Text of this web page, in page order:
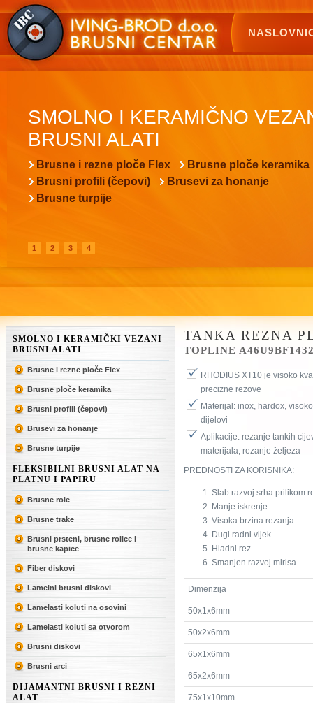
SMOLNO I KERAMIČNO
BRUSNI ALATI
Brusne i rezne ploče Flex
Brusne ploče keramika
Brusni profili (čepovi)
Brusevi za honanje
Brusne turpije
1 2 3 4
SMOLNO I KERAMIČKI VEZANI
BRUSNI ALATI
Brusne i rezne ploče Flex
Brusne ploče keramika
Brusni profili (čepovi)
Brusevi za honanje
Brusne turpije
FLEKSIBILNI BRUSNI ALAT NA
PLATNU I PAPIRU
Brusne role
Brusne trake
Brusni prsteni, brusne rolice i
brusne kapice
Fiber diskovi
Lamelni brusni diskovi
Lamelasti koluti na osovini
Lamelasti koluti sa otvorom
Brusni diskovi
Brusni arci
DIJAMANTNI BRUSNI I REZNI
ALAT
TANKA REZNA
TOPLINE
RHODIUS XT10 je visoko
precizne rezove
Materijal: inox, hardox,
dijelovi
Aplikacije: rezanje tankih
materijala, rezanje željeza
PREDNOSTI ZA KORISNIKA:
Slab razvoj srha prilikom
Manje iskrenje
Visoka brzina rezanja
Dugi radni vijek
Hladni rez
Smanjen razvoj mirisa
Dimenzija
50x1x6mm
50x2x6mm
65x1x6mm
65x2x6mm
75x1x10mm